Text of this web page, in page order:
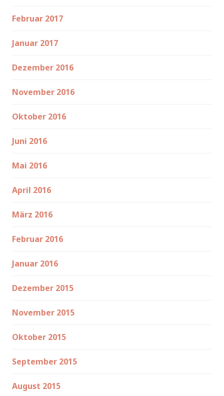
Februar 2017
Januar 2017
Dezember 2016
November 2016
Oktober 2016
Juni 2016
Mai 2016
April 2016
März 2016
Februar 2016
Januar 2016
Dezember 2015
November 2015
Oktober 2015
September 2015
August 2015